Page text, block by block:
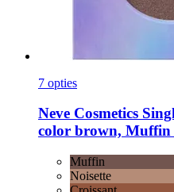
7 opties
Neve Cosmetics
color brown, Muffin
Muffin
Noisette